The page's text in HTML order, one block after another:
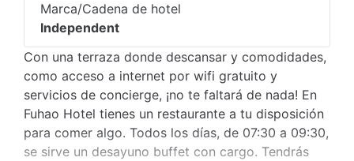
Marca/Cadena de hotel
Independent
Con una terraza donde descansar y comodidades,
como acceso a internet por wifi gratuito y
servicios de concierge, ¡no te faltará de nada! En
Fuhao Hotel tienes un restaurante a tu disposición
para comer algo. Todos los días, de 07:30 a 09:30,
se sirve un desayuno buffet con cargo. Tendrás